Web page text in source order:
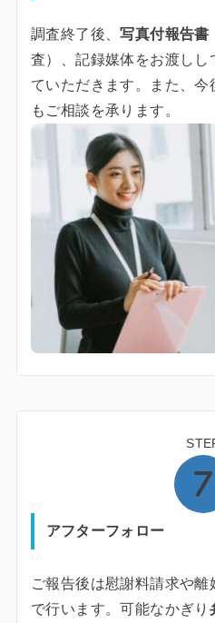
調査終了後、写真付報告書
査）、記録媒体をお渡し
ていただきます。また、
もご相談を承ります。
アフターフォロー
ご報告後は慰謝料請求や
で行います。可能なかぎり